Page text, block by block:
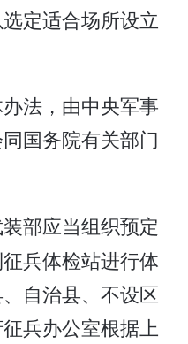
定适合场所设立
法，由中央军事
国务院有关部门
部应当组织预定
兵体检站进行体
自治县、不设区
兵办公室根据上